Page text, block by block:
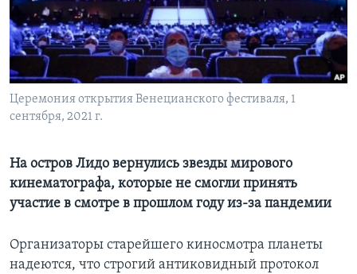
Learning English
СОЦИАЛЬНЫЕ СЕТИ
Церемония открытия Венецианского фестиваля, 1
сентября, 2021 г.
На остров Лидо вернулись звезды мирового
кинематографа, которые не смогли принять
участие в смотре в прошлом году из-за пандемии
Организаторы старейшего киносмотра планеты
надеются, что строгий антиковидный протокол